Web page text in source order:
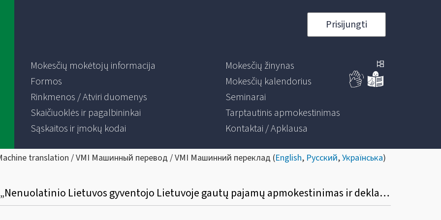
Prisijungti
Mokesčių mokėtojų informacija
Formos
Rinkmenos / Atviri duomenys
Skaičiuoklės ir pagalbininkai
Sąskaitos ir įmokų kodai
Mokesčių žinynas
Mokesčių kalendorius
Seminarai
Tarptautinis apmokestinimas
Kontaktai / Apklausa
translation / VMI Машинный перевод / VMI Машинний переклад (English, Русский,Українська)
Informacinis pranešimas dėl leidinio „Nenuolatinio Lietuvos gyventojo Lietuvoje gautų pajamų apmokestinimas ir deklaravimas“ atnaujinimo